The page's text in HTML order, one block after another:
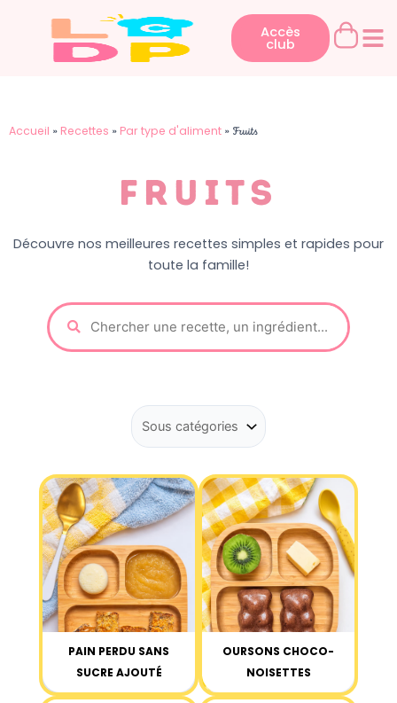
Accès
club
Accueil » Recettes » Par type d'aliment » Fruits
Fruits
Découvre nos meilleures recettes simples et rapides pour
toute la famille!
PAIN PERDU SANS
SUCRE AJOUTÉ
OURSONS CHOCO-
NOISETTES